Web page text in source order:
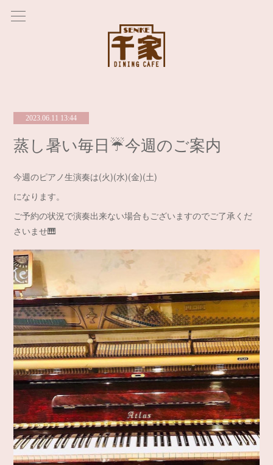
2023.06.11 13:44
蒸し暑い毎日☔️今週のご案内
今週のピアノ生演奏は(火)(水)(金)(土)
になります。
ご予約の状況で演奏出来ない場合もございますのでご了承くだ
さいませ🎹